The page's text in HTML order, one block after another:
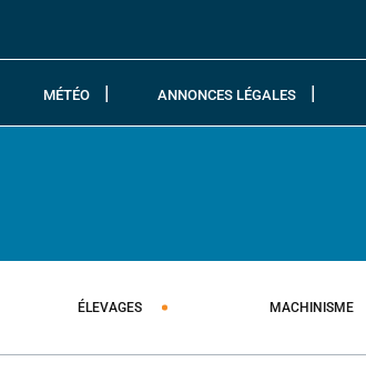
MÉTÉO ANNONCES LÉGALES
ÉLEVAGES MACHINISME